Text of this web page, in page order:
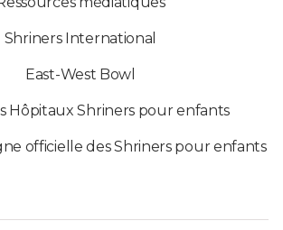
Shriners International
East-West Bowl
Hôpitaux Shriners pour enfants
officielle des Shriners pour enfants